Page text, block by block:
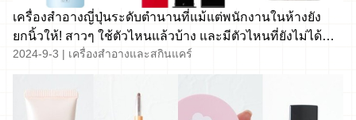
เครื่องสำอางญี่ปุ่นระดับตำนานที่แม้แต่พนักงานในห้างยัง
ยกนิ้วให้! สาวๆ ใช้ตัวไหนแล้วบ้าง และมีตัวไหนที่ยังไม่ได้
ลอง?
2024-9-3 | เครื่องสำอางและสกินแคร์